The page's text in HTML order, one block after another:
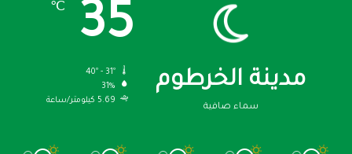
مدينة الخرطوم
سماء صافية
35
℃
31%
5.69 كيلومتر/ساعة